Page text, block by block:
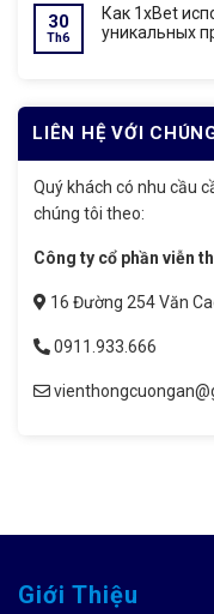
30
Th6
Как 1xBet
уникальных
LIÊN HỆ VỚI
Quý khách có nhu cầu
chúng tôi theo:
Công ty cổ phần viễn
16 Đường 254 Văn
0911.933.666
Giới Thiệu